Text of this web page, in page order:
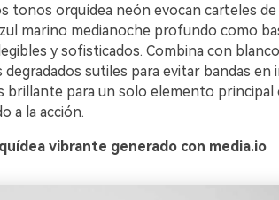
tonos orquídea neón evocan carteles de
marino medianoche profundo como
y sofisticados. Combina con
sutiles para evitar bandas en
brillante para un solo elemento principal
a la acción.
vibrante generado con media.io